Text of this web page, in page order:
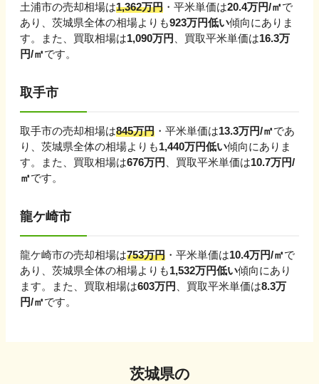
土浦市の売却相場は1,362万円 ・平米単価は20.4万円/㎡で
あり、 茨城県全体の相場よりも923万円低い傾向にありま
す。
また、買取相場は1,090万円 、買取平米単価は16.3万
円/㎡です。
取手市
取手市の売却相場は845万円 ・平米単価は13.3万円/㎡であ
り、 茨城県全体の相場よりも1,440万円低い傾向にありま
す。
また、買取相場は676万円 、買取平米単価は10.7万円/
㎡です。
龍ケ崎市
龍ケ崎市の売却相場は753万円 ・平米単価は10.4万円/㎡で
あり、 茨城県全体の相場よりも1,532万円低い傾向にあり
ます。
また、買取相場は603万円 、買取平米単価は8.3万
円/㎡です。
茨城県の